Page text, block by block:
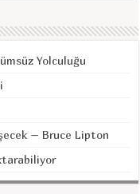
Yolculuğu
– Bruce Lipton